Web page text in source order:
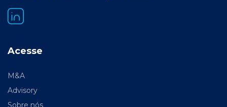
Acesse
M&A
Advisory
Sobre nós